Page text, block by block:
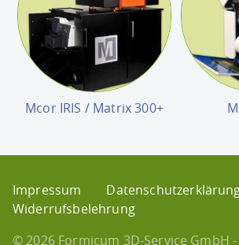
Mcor IRIS / Matrix 300+
Impressum
Widerrufsbelehrung
© 2026 Formicum 3D-Service GmbH